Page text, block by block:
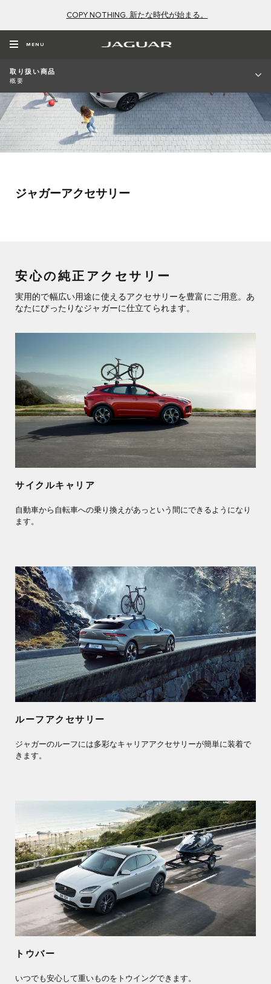
COPY NOTHING. 新たな時代が始まる。
MENU
取り扱い商品
概要
ジャガーアクセサリー
安心の純正アクセサリー
実用的で幅広い用途に使えるアクセサリーを豊富にご用意。あ
なたにぴったりなジャガーに仕立てられます。
サイクルキャリア
自動車から自転車への乗り換えがあっという間にできるようになり
ます。
ルーフアクセサリー
ジャガーのルーフには多彩なキャリアアクセサリーが簡単に装着で
きます。
トウバー
いつでも安心して重いものをトウイングできます。